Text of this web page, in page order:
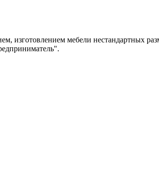
изготовлением мебели нестандартных